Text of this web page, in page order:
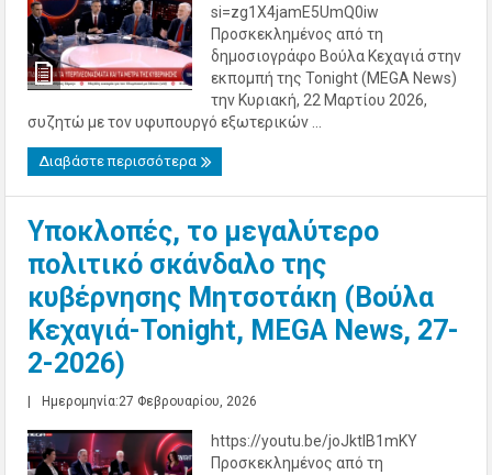
si=zg1X4jamE5UmQ0iw
Προσκεκλημένος από τη
δημοσιογράφο Βούλα Κεχαγιά στην
εκπομπή της Tonight (MEGA News)
την Κυριακή, 22 Μαρτίου 2026,
συζητώ με τον υφυπουργό εξωτερικών ...
Διαβάστε περισσότερα
Υποκλοπές, το μεγαλύτερο
πολιτικό σκάνδαλο της
κυβέρνησης Μητσοτάκη (Βούλα
Κεχαγιά-Tonight, MEGA News, 27-
2-2026)
Ημερομηνία:27 Φεβρουαρίου, 2026
https://youtu.be/joJktlB1mKY
Προσκεκλημένος από τη